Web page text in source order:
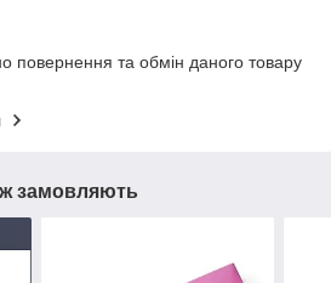
повернення та обмін даного товару
замовляють